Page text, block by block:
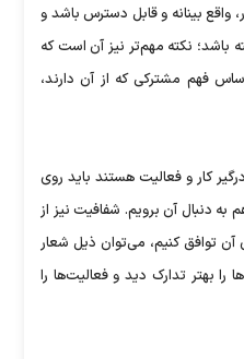
واقع بینانه و قابل دسترس باشد و
باشد؛ نکته مهم‌تر نیز آن است که
فهم مشترکی که از آن دارند،
کار و فعالیت هستند باید روی
دنبال آن برویم. شفافیت نیز از
توافق کنیم، می‌توان ذیل شعار
را بهتر تدارک دید و فعالیت‌ها را